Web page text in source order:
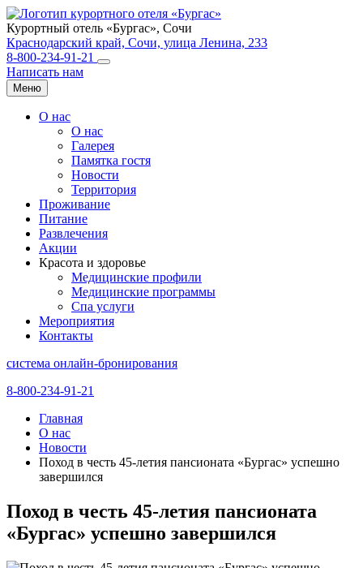
Курортный отель «Бургас», Сочи
Краснодарский край, Сочи, улица Ленина, 233
8-800-234-91-21
Написать нам
Меню
О нас
О нас
Галерея
Памятка гостя
Новости
Территория
Проживание
Питание
Развлечения
Акции
Красота и здоровье
Медицинские профили
Медицинские программы
Спа услуги
Мероприятия
Контакты
система онлайн-бронирования
8-800-234-91-21
Главная
О нас
Новости
Поход в честь 45-летия пансионата «Бургас» успешно
завершился
Поход в честь 45-летия пансионата
«Бургас» успешно завершился